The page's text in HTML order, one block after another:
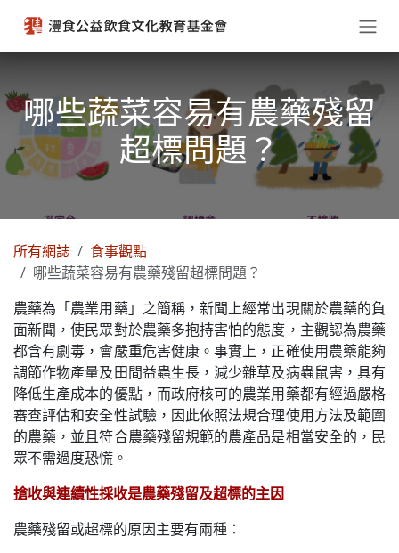
哪些蔬菜容易有農藥殘留
超標問題？
所有網誌
食事觀點
哪些蔬菜容易有農藥殘留超標問題？
農藥為「農業用藥」之簡稱，新聞上經常出現關於農藥的負
面新聞，使民眾對於農藥多抱持害怕的態度，主觀認為農藥
都含有劇毒，會嚴重危害健康。事實上，正確使用農藥能夠
調節作物產量及田間益蟲生長，減少雜草及病蟲鼠害，具有
降低生產成本的優點，而政府核可的農業用藥都有經過嚴格
審查評估和安全性試驗，因此依照法規合理使用方法及範圍
的農藥，並且符合農藥殘留規範的農產品是相當安全的，民
眾不需過度恐慌。
搶收與連續性採收是農藥殘留及超標的主因
農藥殘留或超標的原因主要有兩種：